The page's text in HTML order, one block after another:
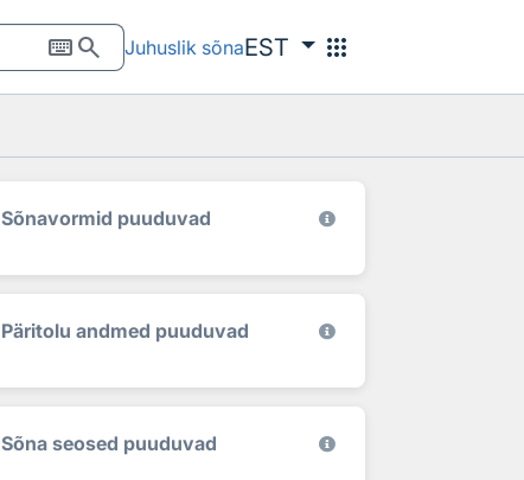
keyboardsearch Juhuslik sõnaEST apps
Sõnavormid puuduvad
Päritolu andmed puuduvad
Sõna seosed puuduvad